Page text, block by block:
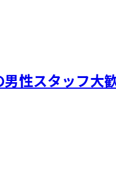
性スタッフ大